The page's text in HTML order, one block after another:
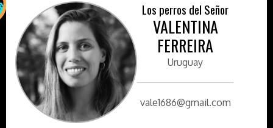
Los perros del Señor
VALENTINA
FERREIRA
Uruguay
vale1686@gmail.com